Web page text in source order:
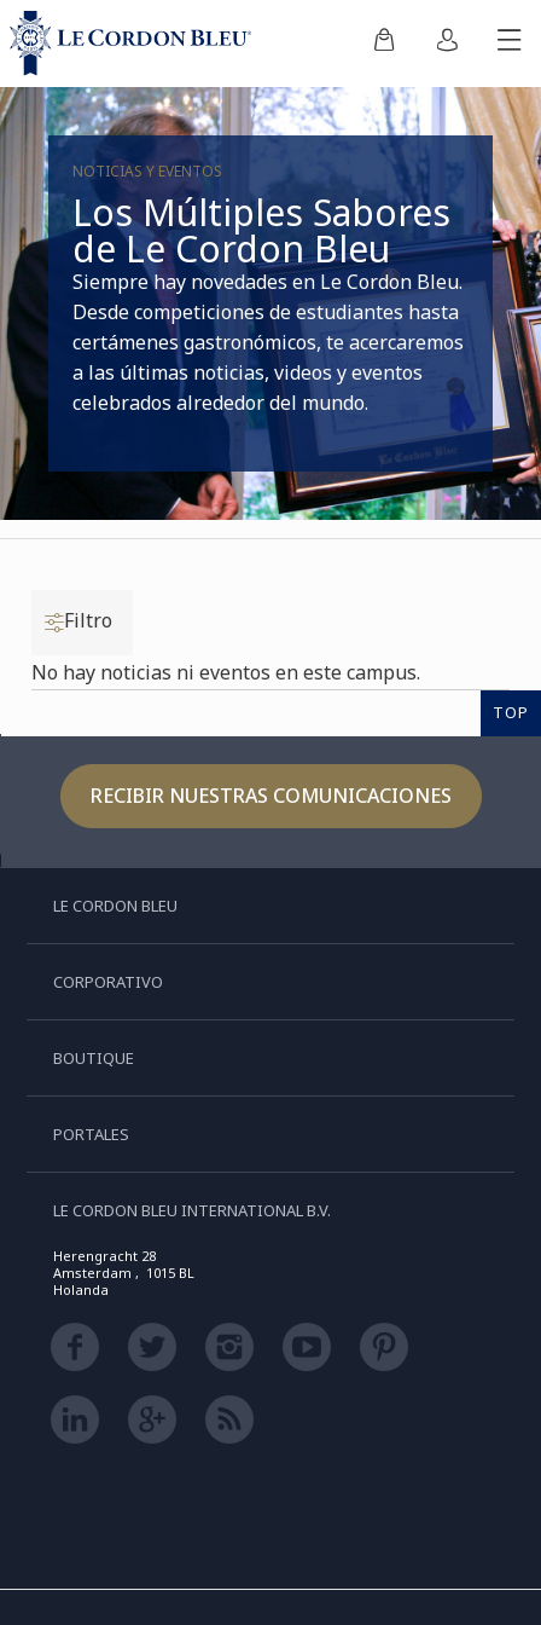
NOTICIAS Y EVENTOS
Los Múltiples Sabores
de Le Cordon Bleu
Siempre hay novedades en Le Cordon Bleu.
Desde competiciones de estudiantes hasta
certámenes gastronómicos, te acercaremos
a las últimas noticias, videos y eventos
celebrados alrededor del mundo.
Filtro
No hay noticias ni eventos en este campus.
TOP
RECIBIR NUESTRAS COMUNICACIONES
LE CORDON BLEU
CORPORATIVO
BOUTIQUE
PORTALES
LE CORDON BLEU INTERNATIONAL B.V.
Herengracht 28
Amsterdam , 1015 BL
Holanda